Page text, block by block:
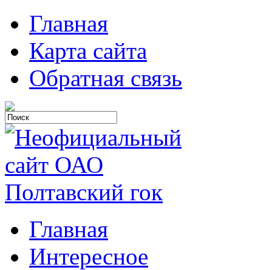
Главная
Карта сайта
Обратная связь
Главная
Интересное